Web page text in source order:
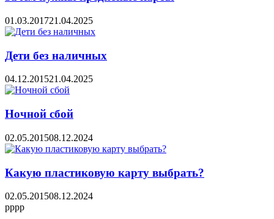
01.03.201721.04.2025
Дети без наличных
04.12.201521.04.2025
Ночной сбой
02.05.201508.12.2024
Какую пластиковую карту выбрать?
02.05.201508.12.2024
pppp